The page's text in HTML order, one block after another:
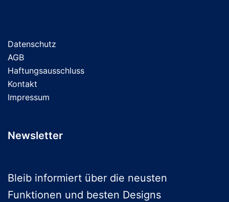
Datenschutz
AGB
Haftungsausschluss
Kontakt
Impressum
Newsletter
Bleib informiert über die neusten
Funktionen und besten Designs